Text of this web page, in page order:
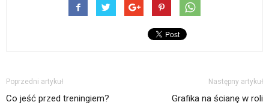
Poprzedni artykuł
Co jeść przed treningiem?
Następny artykuł
Grafika na ścianę w roli